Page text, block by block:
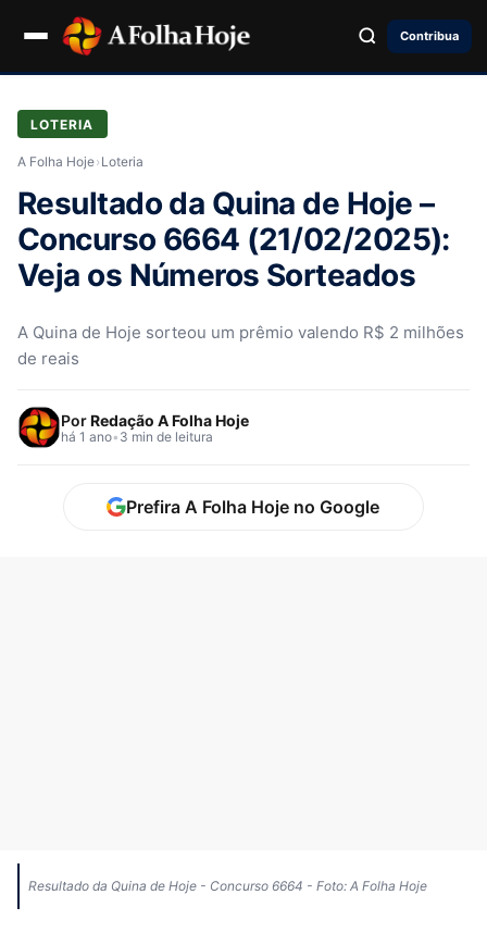
Contribua
LOTERIA
A Folha Hoje› Loteria
Resultado da Quina de Hoje –
Concurso 6664 (21/02/2025):
Veja os Números Sorteados
A Quina de Hoje sorteou um prêmio valendo R$ 2 milhões
de reais
PorRedação A Folha Hoje
há 1 ano• 3 min de leitura
Prefira A Folha Hoje no Google
Resultado da Quina de Hoje - Concurso 6664 - Foto: A Folha Hoje